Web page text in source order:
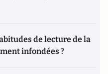
de lecture de la
infondées ?